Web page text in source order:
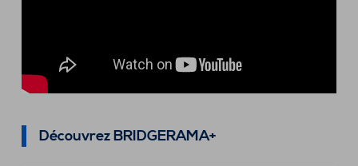
Découvrez BRIDGERAMA+